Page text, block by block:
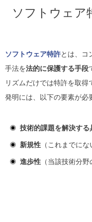
ソフトウェア
ソフトウェア特許とは、コ
手法を法的に保護する手段
リズムだけでは特許を取
発明には、以下の要素が必
技術的課題を解決する
新規性 （これまでにな
進歩性 （当該技術分